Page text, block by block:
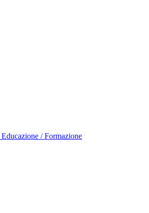
Educazione / Formazione